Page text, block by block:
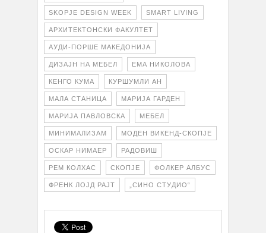
SKOPJE DESIGN WEEK SMART LIVING
АРХИТЕКТОНСКИ ФАКУЛТЕТ
АУДИ-ПОРШЕ МАКЕДОНИЈА
ДИЗАЈН НА МЕБЕЛ ЕМА НИКОЛОВА
КЕНГО КУМА КУРШУМЛИ АН
МАЛА СТАНИЦА МАРИЈА ГАРДЕН
МАРИЈА ПАВЛОВСКА МЕБЕЛ
МИНИМАЛИЗАМ МОДЕН ВИКЕНД-СКОПЈЕ
ОСКАР НИМАЕР РАДОВИШ
РЕМ КОЛХАС СКОПЈЕ ФОЛКЕР АЛБУС
ФРЕНК ЛОЈД РАЈТ „СИНО СТУДИО“